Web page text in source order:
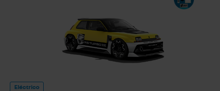
Eléctrico